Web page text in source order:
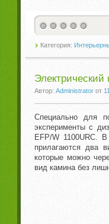
Категория:
Автор: Administratorот
Специально для
эксперименты с
EFP/W 1100URC.
прилагаются два
которые можно
вид камина без